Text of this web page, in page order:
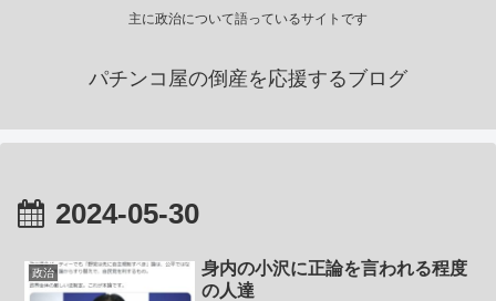
主に政治について語っているサイトです
パチンコ屋の倒産を応援するブログ
2024-05-30
政治
身内の小沢に正論を言われる程度
の人達